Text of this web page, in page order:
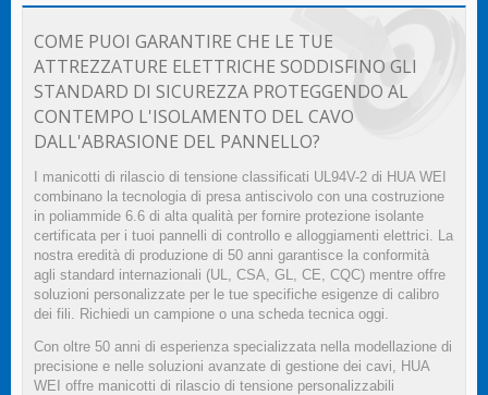
COME PUOI GARANTIRE CHE LE TUE
ATTREZZATURE ELETTRICHE SODDISFINO GLI
STANDARD DI SICUREZZA PROTEGGENDO AL
CONTEMPO L'ISOLAMENTO DEL CAVO
DALL'ABRASIONE DEL PANNELLO?
I manicotti di rilascio di tensione classificati UL94V-2 di HUA WEI
combinano la tecnologia di presa antiscivolo con una costruzione
in poliammide 6.6 di alta qualità per fornire protezione isolante
certificata per i tuoi pannelli di controllo e alloggiamenti elettrici. La
nostra eredità di produzione di 50 anni garantisce la conformità
agli standard internazionali (UL, CSA, GL, CE, CQC) mentre offre
soluzioni personalizzate per le tue specifiche esigenze di calibro
dei fili. Richiedi un campione o una scheda tecnica oggi.
Con oltre 50 anni di esperienza specializzata nella modellazione di
precisione e nelle soluzioni avanzate di gestione dei cavi, HUA
WEI offre manicotti di rilascio di tensione personalizzabili